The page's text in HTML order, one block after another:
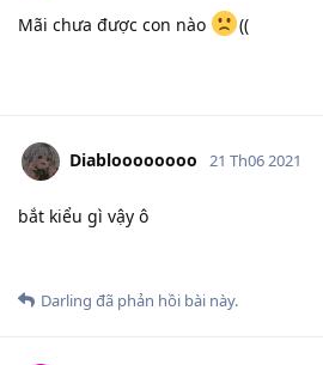
Mãi chưa được con nào ((
Diabloooooooo 21 Th06 2021
bắt kiểu gì vậy ô
Darling đã phản hồi bài này.